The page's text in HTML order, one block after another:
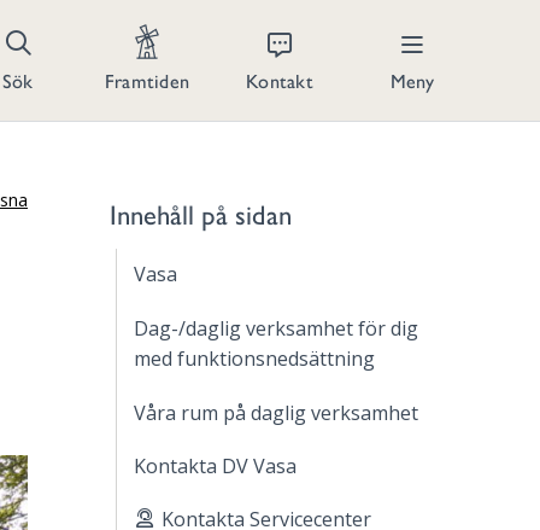
Sök Framtiden Kontakt Meny
Innehåll på sidan
Vasa
Dag-/daglig verksamhet för dig
med funktionsnedsättning
Våra rum på daglig verksamhet
Kontakta DV Vasa
Kontakta Servicecenter